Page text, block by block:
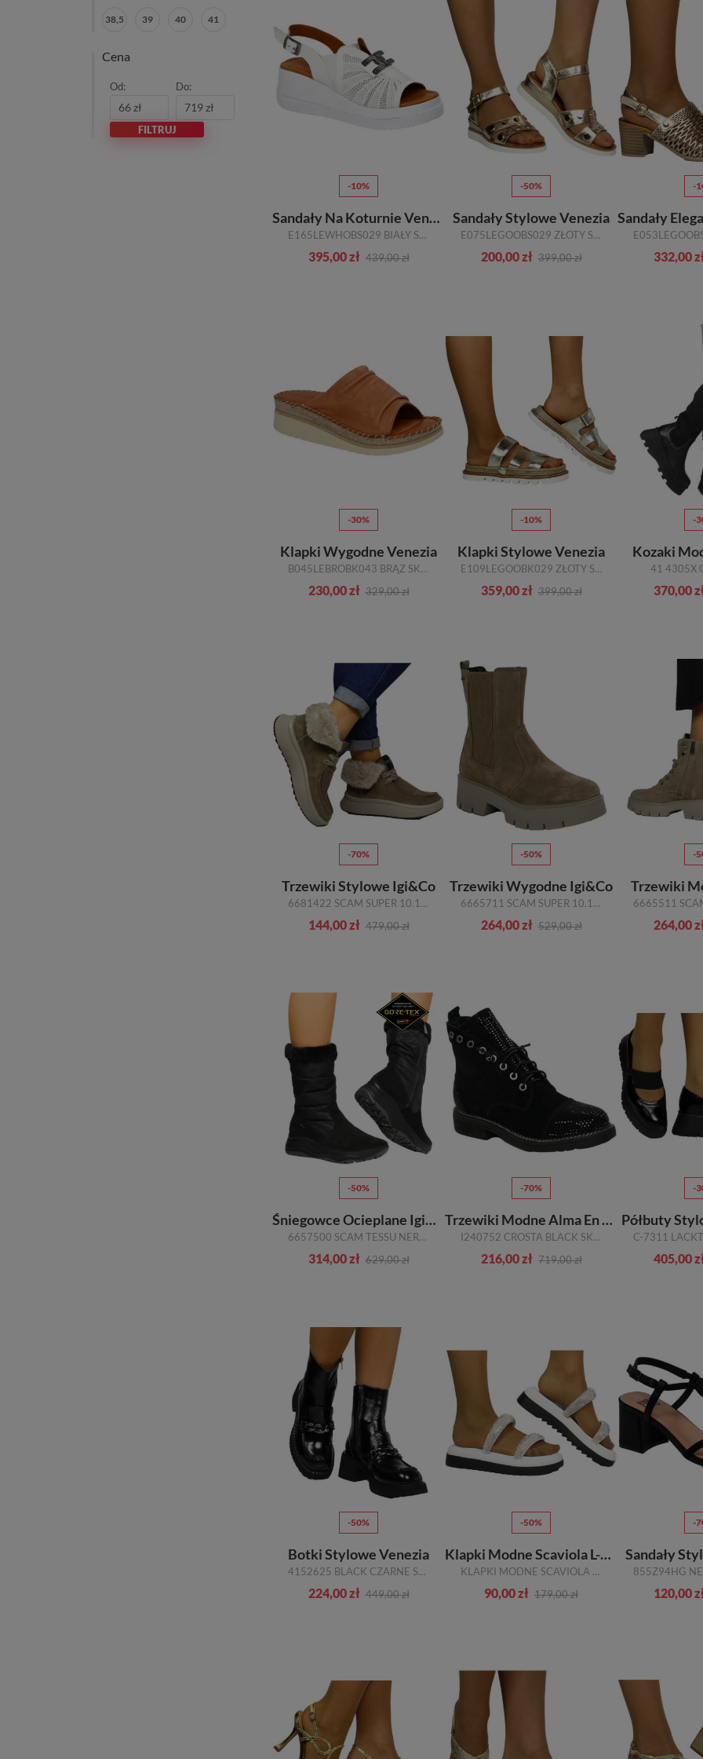
38,5 39 40 41
Cena
Od: Do:
FILTRUJ
-10%
Sandały Na Koturnie Venezia
E165LEWHOBS029 BIAŁY SKÓRA NATURALNA
395,00 zł 439,00 zł
-50%
Sandały Stylowe Venezia
E075LEGOOBS029 ZŁOTY SKÓRA NATURALNA
200,00 zł 399,00 zł
-
332,00
-30%
Klapki Wygodne Venezia
B045LEBROBK043 BRĄZ SKÓRA NATURALNA
230,00 zł 329,00 zł
-10%
Klapki Stylowe Venezia
E109LEGOOBK029 ZŁOTY SKÓRA NATURALNA
359,00 zł 399,00 zł
-
Kozaki
41 4305X
370,00
-70%
Trzewiki Stylowe Igi&Co
6681422 SCAM SUPER 10.12 FANG R.36-40
144,00 zł 479,00 zł
-50%
Trzewiki Wygodne Igi&Co
6665711 SCAM SUPER 10.12 FANG SKÓRA NATURALNA R.36-40
264,00 zł 529,00 zł
-
Trzewiki
264,00
-50%
Śniegowce Ocieplane Igi&Co
6657500 SCAM TESSU NERO GORE-TEX R.36-41
314,00 zł 629,00 zł
-70%
Trzewiki Modne Alma En Pena
I240752 CROSTA BLACK SKÓRA NATURALNA
216,00 zł 719,00 zł
-
Półbuty
405,00
-50%
Botki Stylowe Venezia
4152625 BLACK CZARNE SKÓRA NATURALNA_TN
224,00 zł 449,00 zł
-50%
Klapki Modne Scaviola L-43 White Białe
KLAPKI MODNE SCAVIOLA L-43 WHITE BIAŁE
90,00 zł 179,00 zł
-
Sandały
120,00